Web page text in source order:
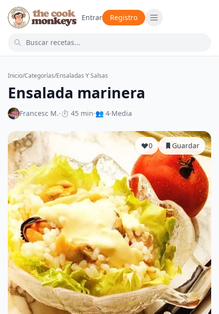
Entrar Registro
Inicio/Categorías/Ensaladas Y Salsas
Ensalada marinera
Francesc M.·⏱ 45 min·👥 4·Media
0 Guardar